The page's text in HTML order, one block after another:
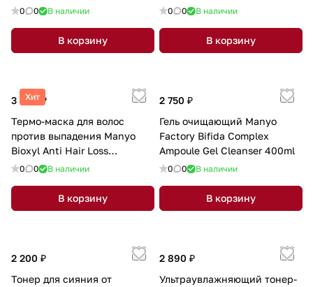
400ml
0 0 В наличии
В корзину
Ampoule 50ml
0 0 В наличии
В корзину
Хит
3 000 ₽
Термо-маска для волос
против выпадения Manyo
Bioxyl Anti Hair Loss
Treatment 200мл
0 0 В наличии
В корзину
2 750 ₽
Гель очищающий Manyo
Factory Bifida Complex
Ampoule Gel Cleanser 400ml
0 0 В наличии
В корзину
2 200 ₽
Тонер для сияния от
2 890 ₽
Ультраувлажняющий тонер-